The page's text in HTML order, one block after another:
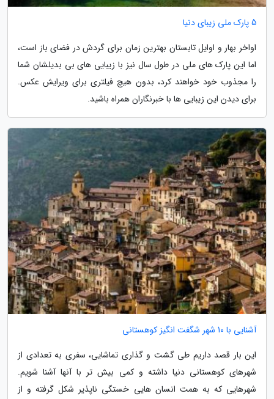
5 پارک ملی زیبای دنیا
اواخر بهار و اوایل تابستان بهترین زمان برای گردش در فضای باز است،
اما این پارک­ های ملی در طول سال نیز با زیبایی های بی بدیلشان شما
را مجذوب خود خواهند کرد، بدون هیچ فیلتری برای ویرایش عکس.
برای دیدن این زیبایی ها با خبرنگاران همراه باشید.
آشنایی با 10 شهر شگفت انگیز کوهستانی
این بار قصد داریم طی گشت و گذاری تماشایی، سفری به تعدادی از
شهرهای کوهستانی دنیا داشته و کمی بیش تر با آنها آشنا شویم.
شهرهایی که به همت انسان هایی خستگی ناپذیر شکل گرفته و از